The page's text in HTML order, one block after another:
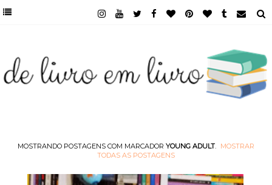
MOSTRANDO POSTAGENS COM MARCADOR YOUNG ADULT.
MOSTRAR
TODAS AS POSTAGENS